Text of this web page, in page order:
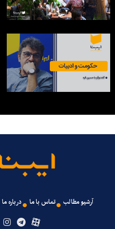
آرشیو مطالب تماس با ما درباره ما